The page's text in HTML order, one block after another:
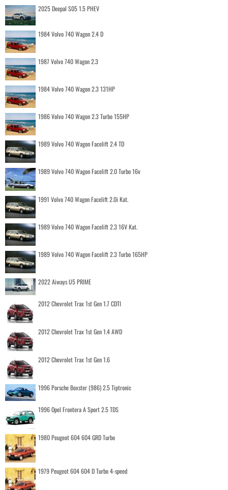
2025 Deepal S05 1.5 PHEV
1984 Volvo 740 Wagon 2.4 D
1987 Volvo 740 Wagon 2.3
1984 Volvo 740 Wagon 2.3 131HP
1986 Volvo 740 Wagon 2.3 Turbo 155HP
1989 Volvo 740 Wagon Facelift 2.4 TD
1989 Volvo 740 Wagon Facelift 2.0 Turbo 16v
1991 Volvo 740 Wagon Facelift 2.0i Kat.
1989 Volvo 740 Wagon Facelift 2.3 16V Kat.
1989 Volvo 740 Wagon Facelift 2.3 Turbo 165HP
2022 Aiways U5 PRIME
2012 Chevrolet Trax 1st Gen 1.7 CDTI
2012 Chevrolet Trax 1st Gen 1.4 AWD
2012 Chevrolet Trax 1st Gen 1.6
1996 Porsche Boxster (986) 2.5 Tiptronic
1996 Opel Frontera A Sport 2.5 TDS
1980 Peugeot 604 604 GRD Turbo
1979 Peugeot 604 604 D Turbo 4-speed